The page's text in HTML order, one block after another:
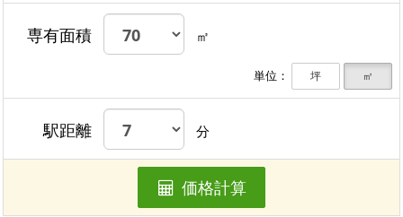
専有面積 ㎡
単位： 坪 ㎡
駅距離 分
価格計算